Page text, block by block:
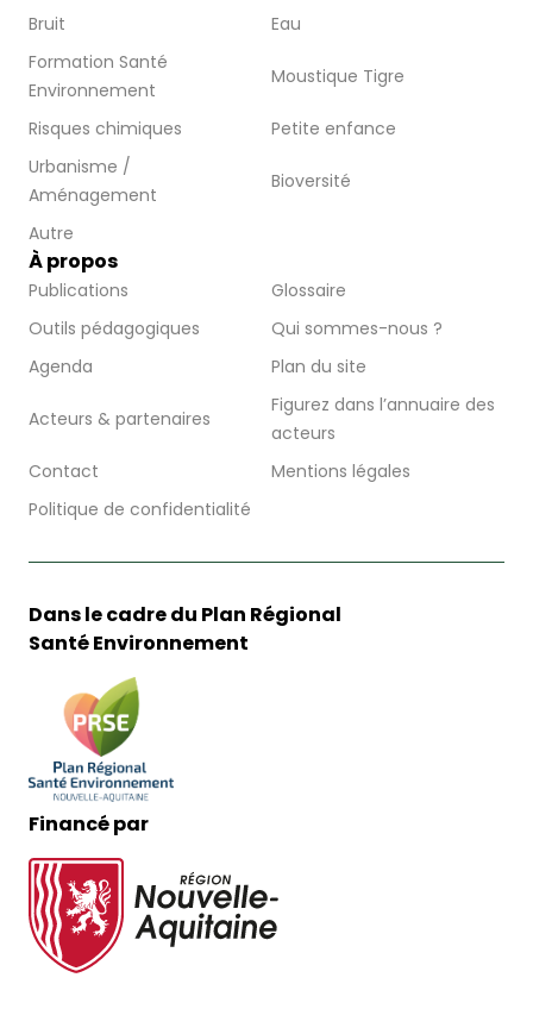
Bruit
Eau
Formation Santé
Environnement
Moustique Tigre
Risques chimiques
Petite enfance
Urbanisme /
Aménagement
Bioversité
Autre
À propos
Publications
Glossaire
Outils pédagogiques
Qui sommes-nous ?
Agenda
Plan du site
Acteurs & partenaires
Figurez dans l’annuaire des
acteurs
Contact
Mentions légales
Politique de confidentialité
Dans le cadre du Plan Régional
Santé Environnement
Financé par